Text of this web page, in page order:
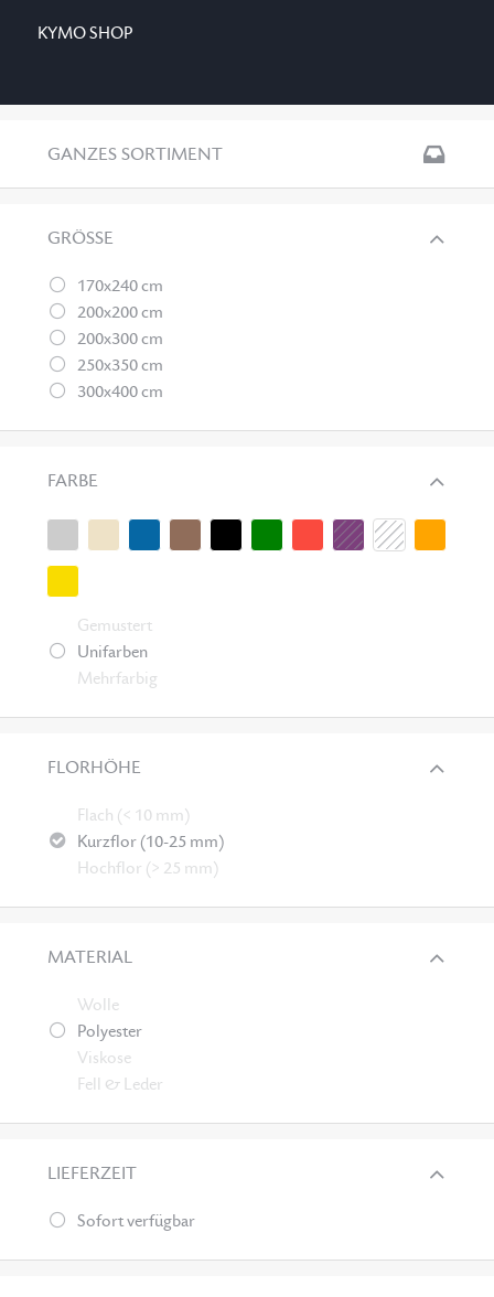
KYMO SHOP
GANZES SORTIMENT
GRÖSSE
170x240 cm
200x200 cm
200x300 cm
250x350 cm
300x400 cm
FARBE
Gemustert
Unifarben
Mehrfarbig
FLORHÖHE
Flach (< 10 mm)
Kurzflor (10-25 mm)
Hochflor (> 25 mm)
MATERIAL
Wolle
Polyester
Viskose
Fell & Leder
LIEFERZEIT
Sofort verfügbar